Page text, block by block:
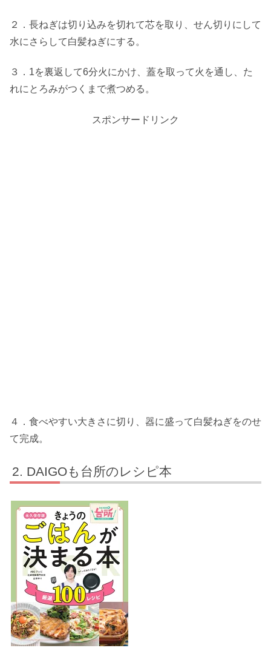
２．長ねぎは切り込みを切れて芯を取り、せん切りにして
水にさらして白髪ねぎにする。
３．1を裏返して6分火にかけ、蓋を取って火を通し、た
れにとろみがつくまで煮つめる。
スポンサードリンク
４．食べやすい大きさに切り、器に盛って白髪ねぎをのせ
て完成。
DAIGOも台所のレシピ本